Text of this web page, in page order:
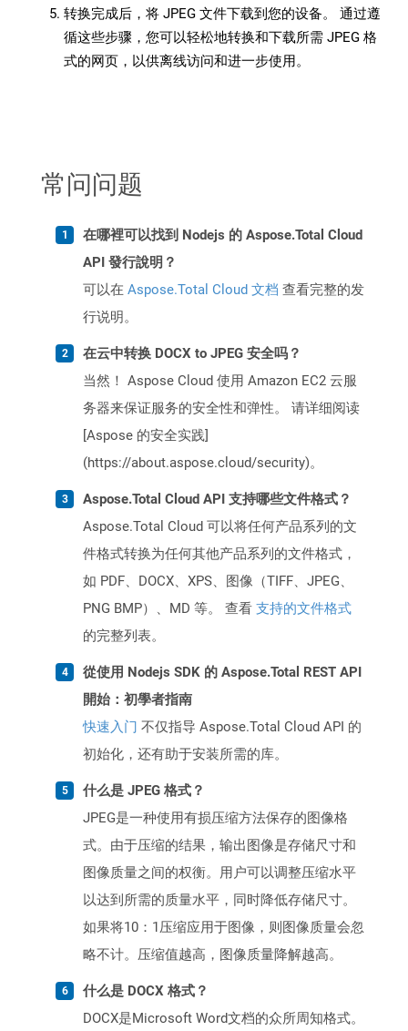
转换完成后，将 JPEG 文件下载到您的设备。 通过遵
循这些步骤，您可以轻松地转换和下载所需 JPEG 格
式的网页，以供离线访问和进一步使用。
常问问题
在哪裡可以找到 Nodejs 的 Aspose.Total Cloud
API 發行說明？
可以在 Aspose.Total Cloud 文档 查看完整的发
行说明。
在云中转换 DOCX to JPEG 安全吗？
当然！ Aspose Cloud 使用 Amazon EC2 云服
务器来保证服务的安全性和弹性。 请详细阅读
[Aspose 的安全实践]
(https://about.aspose.cloud/security)。
Aspose.Total Cloud API 支持哪些文件格式？
Aspose.Total Cloud 可以将任何产品系列的文
件格式转换为任何其他产品系列的文件格式，
如 PDF、DOCX、XPS、图像（TIFF、JPEG、
PNG BMP）、MD 等。 查看 支持的文件格式
的完整列表。
從使用 Nodejs SDK 的 Aspose.Total REST API
開始：初學者指南
快速入门 不仅指导 Aspose.Total Cloud API 的
初始化，还有助于安装所需的库。
什么是 JPEG 格式？
JPEG是一种使用有损压缩方法保存的图像格
式。由于压缩的结果，输出图像是存储尺寸和
图像质量之间的权衡。用户可以调整压缩水平
以达到所需的质量水平，同时降低存储尺寸。
如果将10：1压缩应用于图像，则图像质量会忽
略不计。压缩值越高，图像质量降解越高。
什么是 DOCX 格式？
DOCX是Microsoft Word文档的众所周知格式。